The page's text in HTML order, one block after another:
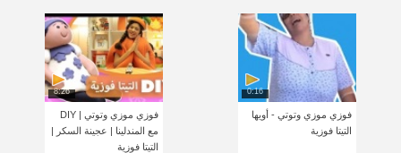
0:16
فوزي موزي وتوتي - أويها
التيتا فوزية
8:26
فوزي موزي وتوتي | DIY
مع المندلينا | عجينة السكر |
التيتا فوزية